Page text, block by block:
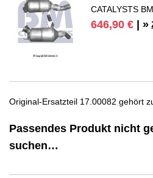
CATALYSTS
646,90 € | »
Original-Ersatzteil 17.00082 gehört
Passendes Produkt nicht
suchen…